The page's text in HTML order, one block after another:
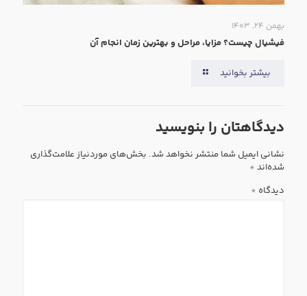
بهمن ۲۴, ۱۴۰۳
فیشیال چیست؟ مزایا، مراحل و بهترین زمان انجام آن
بیشتر بخوانید
دیدگاهتان را بنویسید
نشانی ایمیل شما منتشر نخواهد شد. بخش‌های موردنیاز علامت‌گذاری
شده‌اند *
دیدگاه *